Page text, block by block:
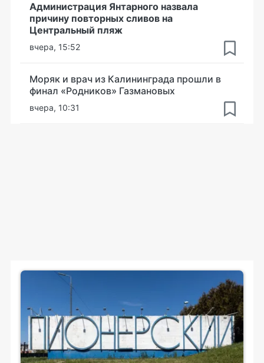
Администрация Янтарного назвала
причину повторных сливов на
Центральный пляж
вчера, 15:52
Моряк и врач из Калининграда прошли в
финал «Родников» Газмановых
вчера, 10:31